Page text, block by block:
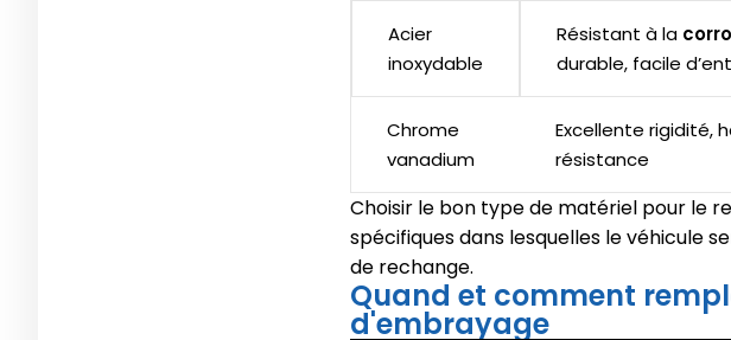
Acier
inoxydable
Résistant à la
durable, facile
Chrome
vanadium
Excellente rigidité,
résistance
Choisir le bon type de matériel pour le
spécifiques dans lesquelles le véhicule
de rechange.
Quand et comment
d'embrayage